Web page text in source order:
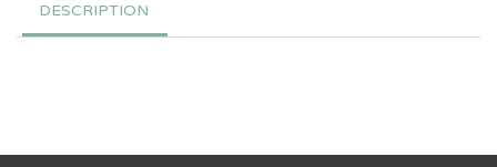
DESCRIPTION